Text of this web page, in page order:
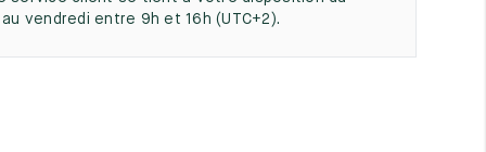
au vendredi entre 9h et 16h (UTC+2).